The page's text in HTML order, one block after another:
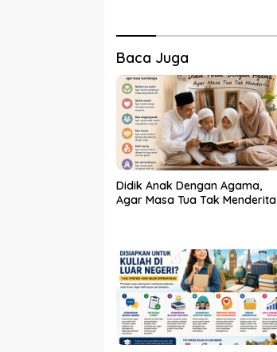
Baca Juga
Didik Anak Dengan Agama,
Agar Masa Tua Tak Menderita